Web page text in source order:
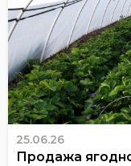
25.06.26
Продажа